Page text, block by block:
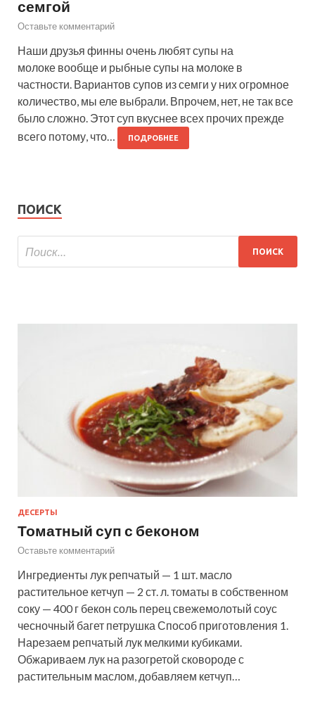
семгой
Оставьте комментарий
Наши друзья финны очень любят супы на
молоке вообще и рыбные супы на молоке в
частности. Вариантов супов из семги у них огромное
количество, мы еле выбрали. Впрочем, нет, не так все
было сложно. Этот суп вкуснее всех прочих прежде
всего потому, что…
ПОДРОБНЕЕ
ПОИСК
ДЕСЕРТЫ
Томатный суп с беконом
Оставьте комментарий
Ингредиенты лук репчатый — 1 шт. масло
растительное кетчуп — 2 ст. л. томаты в собственном
соку — 400 г бекон соль перец свежемолотый соус
чесночный багет петрушка Способ приготовления 1.
Нарезаем репчатый лук мелкими кубиками.
Обжариваем лук на разогретой сковороде с
растительным маслом, добавляем кетчуп…